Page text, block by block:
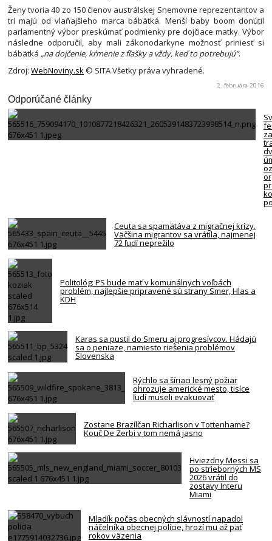
Ženy tvoria 40 zo 150 členov austrálskej Snemovne reprezentantov a
tri majú od vlaňajšieho marca bábätká. Menší baby boom donútil
parlamentný výbor preskúmať podmienky pre dojčiace matky. Výbor
následne odporučil, aby mali zákonodarkyne možnosť priniesť si
bábätká „na dojčenie, kŕmenie z fľašky a vždy, keď to potrebujú“.
Zdroj: WebNoviny.sk © SITA Všetky práva vyhradené.
2. februára 2016
Odporúčané články
Ceuta sa spamätáva z migračnej krízy.
Väčšina migrantov sa vrátila, najmenej
72 ľudí neprežilo
Politológ: PS bude mať v komunálnych voľbách
problém, najlepšie pripravené sú strany Smer, Hlas a
KDH
Karas sa pustil do Smeru aj progresívcov. Hádajú
sa o peniaze, namiesto riešenia problémov
Slovenska
Rýchlo sa šíriaci lesný požiar
ohrozuje americké mesto, tisíce
ľudí museli evakuovať
Zostane Brazílčan Richarlison v Tottenhame?
Kouč De Zerbi v tom nemá jasno
Hviezdny Messi sa
po strieborných MS
2026 vrátil do
zostavy Interu
Miami
Mladík počas obecných slávností napadol
náčelníka obecnej polície, hrozí mu až päť
rokov väzenia